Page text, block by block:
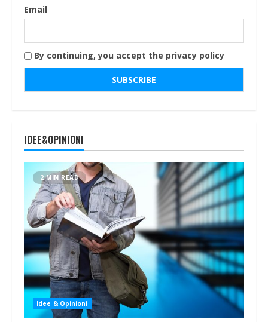
Email
By continuing, you accept the privacy policy
IDEE&OPINIONI
2 MIN READ
Idee & Opinioni